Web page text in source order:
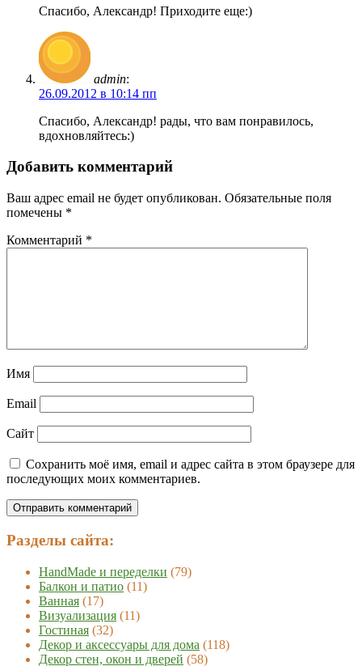
Спасибо, Александр! Приходите еще:)
admin:
26.09.2012 в 10:14 пп
Спасибо, Александр! рады, что вам понравилось,
вдохновляйтесь:)
Добавить комментарий
Ваш адрес email не будет опубликован. Обязательные поля
помечены *
Комментарий *
Имя
Email
Сайт
Сохранить моё имя, email и адрес сайта в этом браузере для
последующих моих комментариев.
Разделы сайта:
HandMade и переделки (79)
Балкон и патио (11)
Ванная (17)
Визуализация (11)
Гостиная (32)
Декор и аксессуары для дома (118)
Декор стен, окон и дверей (58)